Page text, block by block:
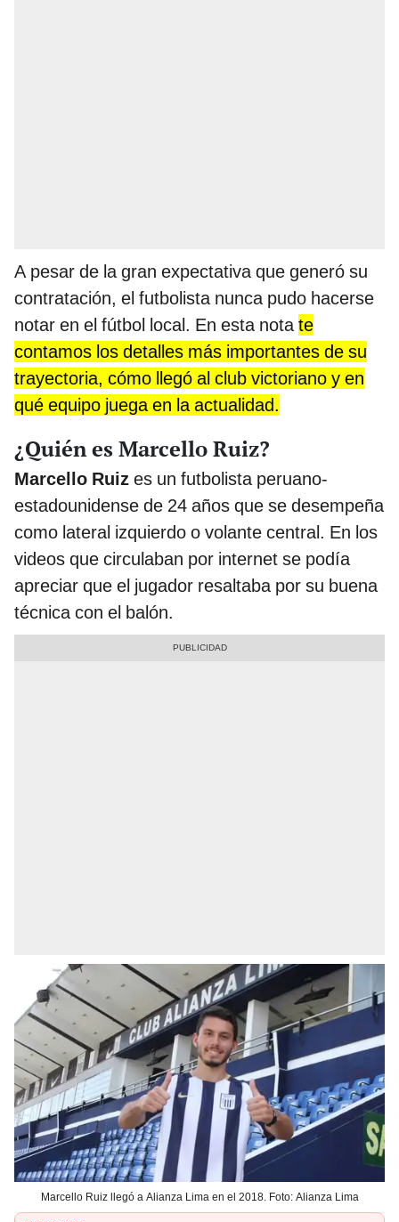
A pesar de la gran expectativa que generó su
contratación, el futbolista nunca pudo hacerse
notar en el fútbol local. En esta notate
contamos los detalles más importantes de su
trayectoria, cómo llegó al club victoriano y en
qué equipo juega en la actualidad.
¿Quién es Marcello Ruiz?
Marcello Ruiz es un futbolista peruano-
estadounidense de 24 años que se desempeña
como lateral izquierdo o volante central. En los
videos que circulaban por internet se podía
apreciar que el jugador resaltaba por su buena
técnica con el balón.
Marcello Ruiz llegó a Alianza Lima en el 2018. Foto: Alianza Lima